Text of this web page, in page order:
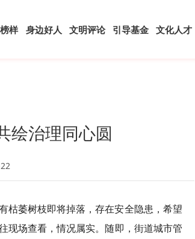
样 身边好人 文明评论 引导基金 文化人才
治理同心圆
枯萎树枝即将掉落，存在安全隐患，希望
现场查看，情况属实。随即，街道城市管